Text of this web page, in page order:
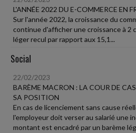
L'ANNÉE 2022 DU E-COMMERCE EN
Sur l'année 2022, la croissance du
continue d'afficher une croissance à 2
léger recul par rapport aux 15,1...
Social
22/02/2023
BARÈME MACRON : LA COUR DE
SA POSITION
En cas de licenciement sans cause
l'employeur doit verser au salarié une
montant est encadré par un barème